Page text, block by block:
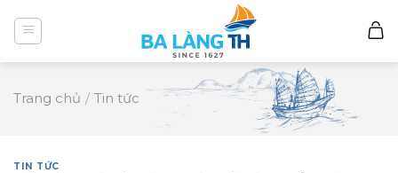
content
Trang chủ / Tin tức
TIN TỨC